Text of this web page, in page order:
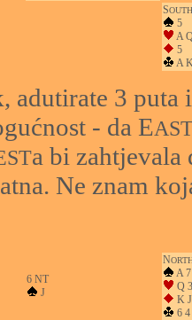
SOUTH
5
A
5
A
adutirate 3
- da E
a bi zahtjevala
Ne znam
6 NT
J
N
A
Q 3
K
6